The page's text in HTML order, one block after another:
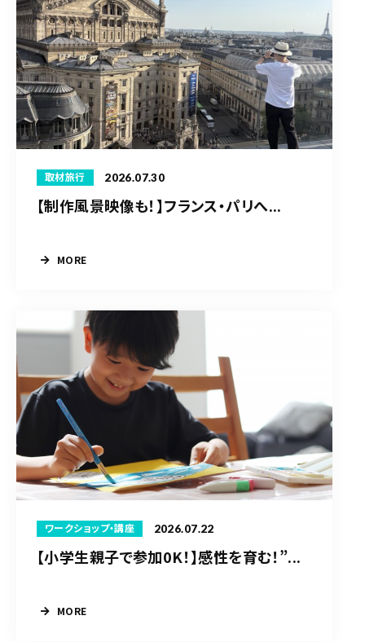
取材旅行 2026.07.30
【制作風景映像も！】フランス・パリへ...
MORE
ワークショップ・講座 2026.07.22
【小学生親子で参加0K！】感性を育む！”...
MORE